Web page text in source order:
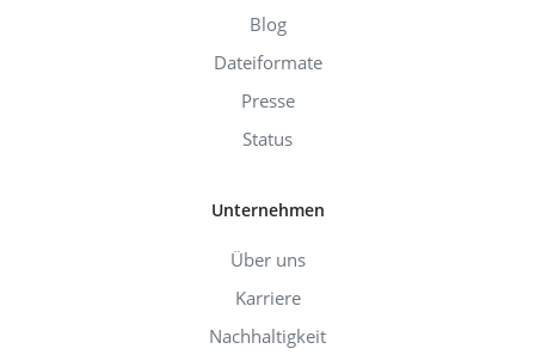
Blog
Dateiformate
Presse
Status
Unternehmen
Über uns
Karriere
Nachhaltigkeit